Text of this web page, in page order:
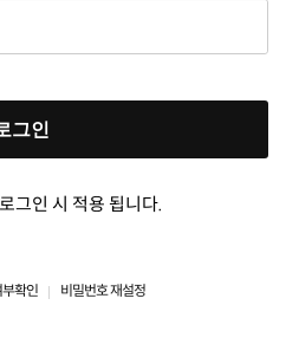
그인
그인 시 적용 됩니다.
확인 비밀번호 재설정